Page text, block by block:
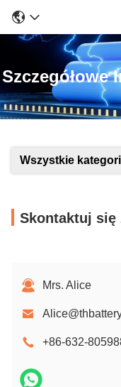
Szczegółowe
Wszystkie
Skontaktuj się
Mrs. Alice
+86-632-